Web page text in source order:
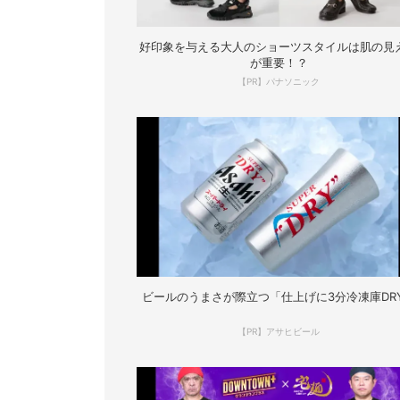
好印象を与える大人のショーツスタイルは肌の見
が重要！？
【PR】パナソニック
ビールのうまさが際立つ「仕上げに3分冷凍庫
【PR】アサヒビール